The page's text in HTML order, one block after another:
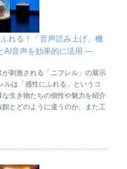
れる！「音声読み上げ」機
AI音声を効果的に活用 ―
刺激される「ニフレル」の展示
ルは「感性にふれる」というコ
な生き物たちの個性や魅力を紹介
館とどのように違うのか、また工